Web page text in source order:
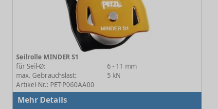
Seilrolle MINDER S1
für Seil-Ø:
6 - 11 mm
max. Gebrauchslast:
5 kN
Artikel-Nr.: PET-P060AA00
Mehr Details